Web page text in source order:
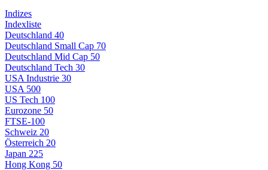
Indizes
Indexliste
Deutschland 40
Deutschland Small Cap 70
Deutschland Mid Cap 50
Deutschland Tech 30
USA Industrie 30
USA 500
US Tech 100
Eurozone 50
FTSE-100
Schweiz 20
Österreich 20
Japan 225
Hong Kong 50